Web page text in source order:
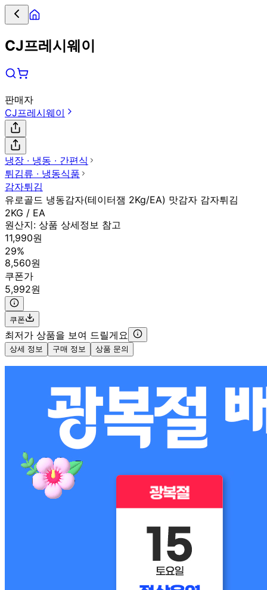
CJ프레시웨이
판매자
CJ프레시웨이
냉장 ∙ 냉동 ∙ 간편식
튀김류 ∙ 냉동식품
감자튀김
유로골드 냉동감자(테이터잼 2Kg/EA) 맛감자 감자튀김
2KG / EA
원산지: 상품 상세정보 참고
11,990원
29%
8,560원
쿠폰가
5,992원
쿠폰
최저가 상품을 보여 드릴게요
상세 정보 구매 정보 상품 문의